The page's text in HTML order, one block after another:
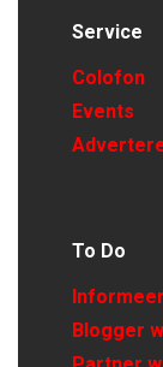
Service
Colofon
Events
To Do
Blogger